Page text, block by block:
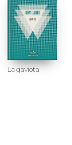
La gaviota